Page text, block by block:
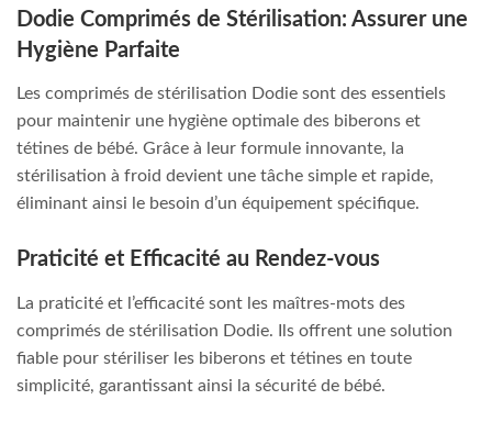
Dodie Comprimés de Stérilisation: Assurer une
Hygiène Parfaite
Les comprimés de stérilisation Dodie sont des essentiels
pour maintenir une hygiène optimale des biberons et
tétines de bébé. Grâce à leur formule innovante, la
stérilisation à froid devient une tâche simple et rapide,
éliminant ainsi le besoin d’un équipement spécifique.
Praticité et Efficacité au Rendez-vous
La praticité et l’efficacité sont les maîtres-mots des
comprimés de stérilisation Dodie. Ils offrent une solution
fiable pour stériliser les biberons et tétines en toute
simplicité, garantissant ainsi la sécurité de bébé.